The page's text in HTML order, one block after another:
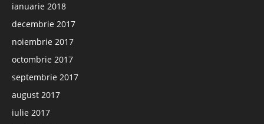
ianuarie 2018
decembrie 2017
noiembrie 2017
octombrie 2017
septembrie 2017
august 2017
iulie 2017